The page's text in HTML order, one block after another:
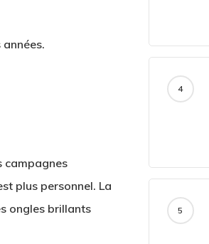
campagnes
plus personnel. La
ongles brillants